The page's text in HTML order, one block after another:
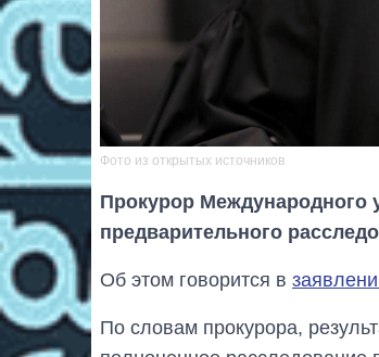
Фото из открытых источников
Прокурор Международного
предварительного
Об этом говорится в
По словам прокурора,